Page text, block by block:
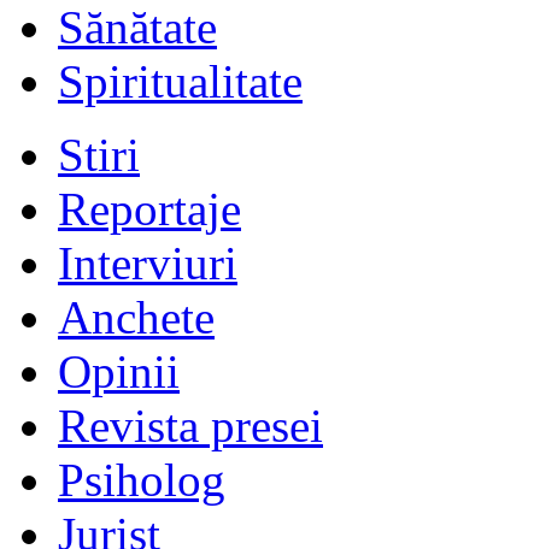
Sănătate
Spiritualitate
Stiri
Reportaje
Interviuri
Anchete
Opinii
Revista presei
Psiholog
Jurist